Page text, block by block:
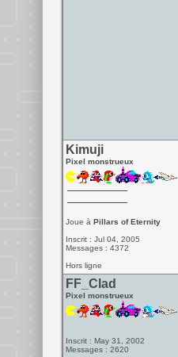
Kimuji
Pixel monstrueux
Joue à Pillars of Eternity
Inscrit : Jul 04, 2005
Messages : 4372
Hors ligne
FF_Clad
Pixel monstrueux
Inscrit : May 31, 2002
Messages : 2620